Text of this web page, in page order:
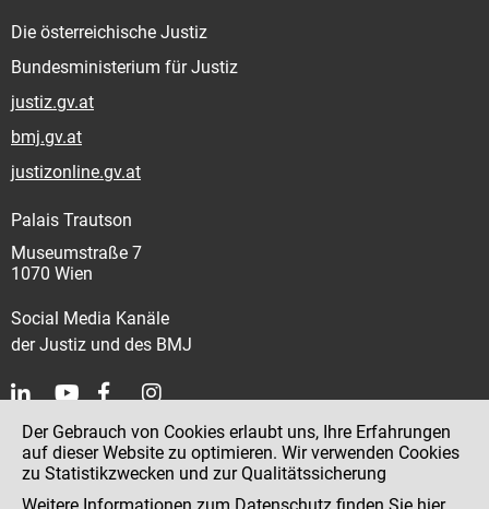
Die österreichische Justiz
Bundesministerium für Justiz
justiz.gv.at
bmj.gv.at
justizonline.gv.at
Palais Trautson
Museumstraße 7
1070 Wien
Social Media Kanäle
der Justiz und des BMJ
Kontakt
Impressum
Der Gebrauch von Cookies erlaubt uns, Ihre Erfahrungen
auf dieser Website zu optimieren. Wir verwenden Cookies
zu Statistikzwecken und zur Qualitätssicherung